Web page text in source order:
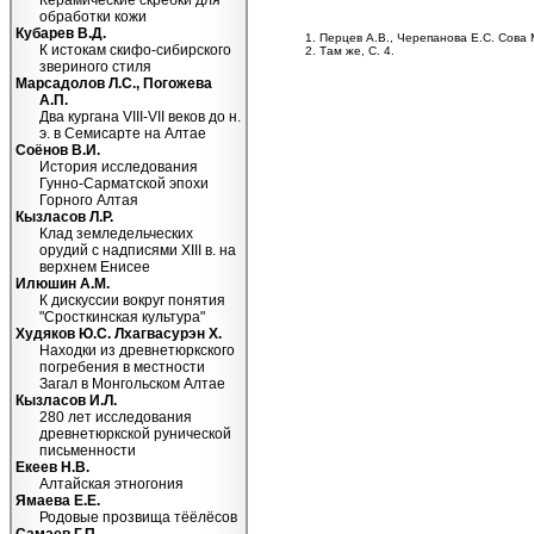
обработки кожи
Кубарев В.Д.
К истокам скифо-сибирского
звериного стиля
Марсадолов Л.С., Погожева
А.П.
Два кургана VIII-VII веков до н.
э. в Семисарте на Алтае
Соёнов В.И.
История исследования
Гунно-Сарматской эпохи
Горного Алтая
Кызласов Л.Р.
Клад земледельческих
орудий с надписями XIII в. на
верхнем Енисее
Илюшин А.М.
К дискуссии вокруг понятия
"Сросткинская культура"
Худяков Ю.С. Лхагвасурэн Х.
Находки из древнетюркского
погребения в местности
Загал в Монгольском Алтае
Кызласов И.Л.
280 лет исследования
древнетюркской рунической
письменности
Екеев Н.В.
Алтайская этногония
Ямаева Е.Е.
Родовые прозвища тёёлёсов
Перцев А.В., Черепанова Е.С. Сова
Там же, С. 4.